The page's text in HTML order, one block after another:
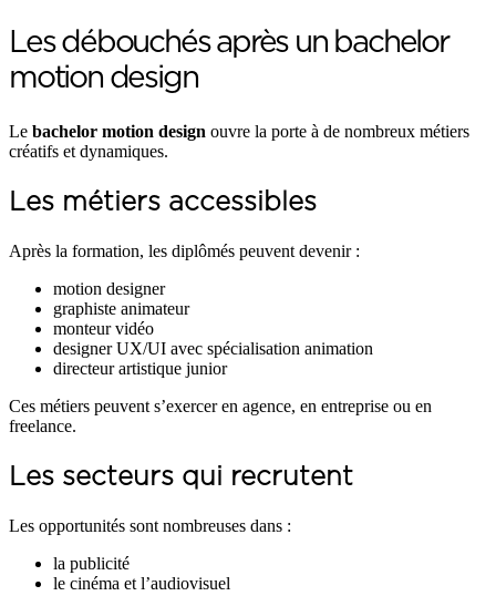
Les débouchés après un bachelor
motion design
Le bachelor motion design ouvre la porte à de nombreux métiers
créatifs et dynamiques.
Les métiers accessibles
Après la formation, les diplômés peuvent devenir :
motion designer
graphiste animateur
monteur vidéo
designer UX/UI avec spécialisation animation
directeur artistique junior
Ces métiers peuvent s’exercer en agence, en entreprise ou en
freelance.
Les secteurs qui recrutent
Les opportunités sont nombreuses dans :
la publicité
le cinéma et l’audiovisuel